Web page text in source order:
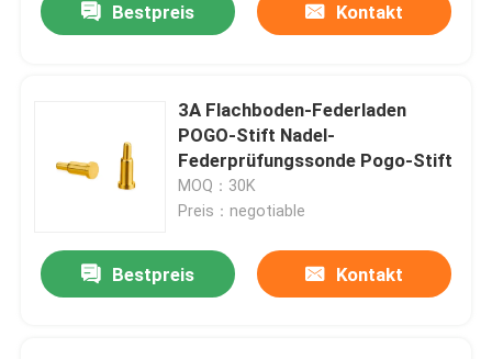
Bestpreis Kontakt
3A Flachboden-Federladen
POGO-Stift Nadel-
Federprüfungssonde Pogo-Stift
MOQ：30K
Preis：negotiable
Bestpreis Kontakt